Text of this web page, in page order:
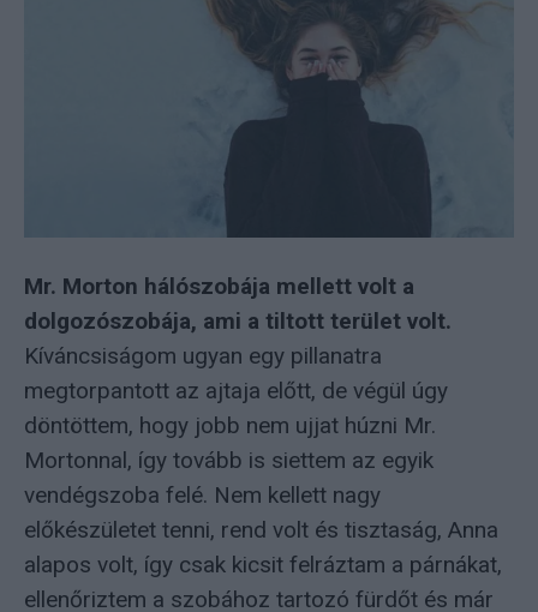
Mr. Morton hálószobája mellett volt a
dolgozószobája, ami a tiltott terület volt.
Kíváncsiságom ugyan egy pillanatra
megtorpantott az ajtaja előtt, de végül úgy
döntöttem, hogy jobb nem ujjat húzni Mr.
Mortonnal, így tovább is siettem az egyik
vendégszoba felé. Nem kellett nagy
előkészületet tenni, rend volt és tisztaság, Anna
alapos volt, így csak kicsit felráztam a párnákat,
ellenőriztem a szobához tartozó fürdőt és már